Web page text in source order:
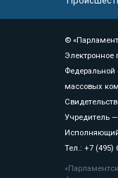
©
Электронное
Федеральной
массовых
Учредитель
Тел.: +7 (495)